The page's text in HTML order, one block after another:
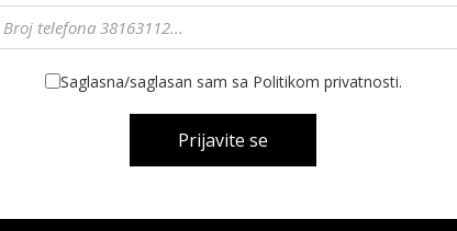
Saglasna/saglasan sam sa Politikom privatnosti.
Prijavite se